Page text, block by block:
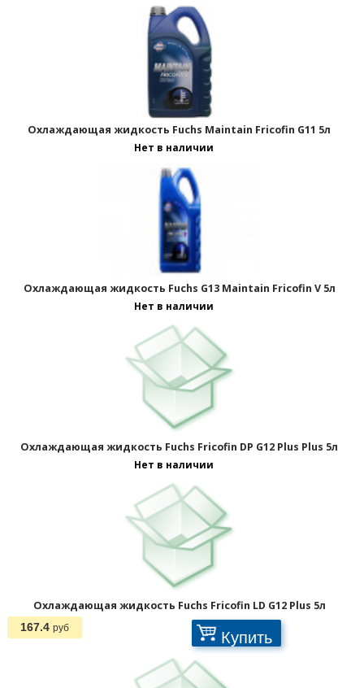
Охлаждающая жидкость Fuchs Maintain Fricofin G11 5л
Нет в наличии
Охлаждающая жидкость Fuchs G13 Maintain Fricofin V 5л
Нет в наличии
Охлаждающая жидкость Fuchs Fricofin DP G12 Plus Plus 5л
Нет в наличии
Охлаждающая жидкость Fuchs Fricofin LD G12 Plus 5л
167.4 руб Купить